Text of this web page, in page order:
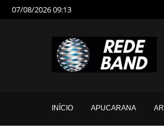
07/08/2026 09:13
INÍCIO APUCARANA